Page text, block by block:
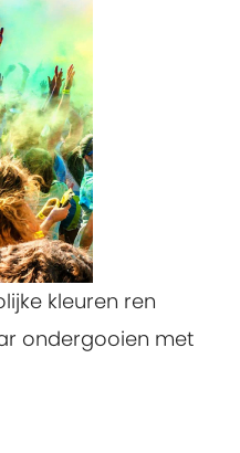
kleuren ren
ondergooien met